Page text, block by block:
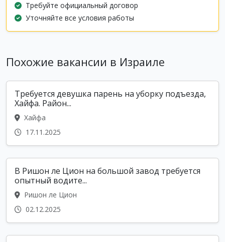
Требуйте официальный договор
Уточняйте все условия работы
Похожие вакансии в Израиле
Требуется девушка парень на уборку подъезда,
Хайфа. Район...
Хайфа
17.11.2025
В Ришон ле Цион на большой завод требуется
опытный водите...
Ришон ле Цион
02.12.2025